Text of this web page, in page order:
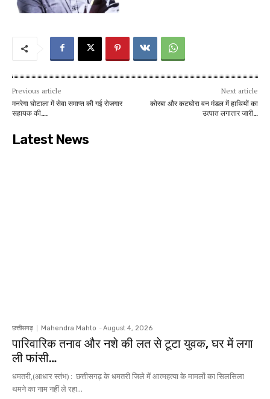
Previous article
मनरेगा घोटाला में सेवा समाप्त की गई रोजगार
सहायक की….
Next article
कोरबा और कटघोरा वन मंडल में हाथियों का
उत्पात लगातार जारी…
Latest News
छत्तीसगढ़ Mahendra Mahto - August 4, 2026
पारिवारिक तनाव और नशे की लत से टूटा युवक, घर में लगा
ली फांसी…
धमतरी,(आधार स्तंभ) : छत्तीसगढ़ के धमतरी जिले में आत्महत्या के मामलों का सिलसिला
थमने का नाम नहीं ले रहा...